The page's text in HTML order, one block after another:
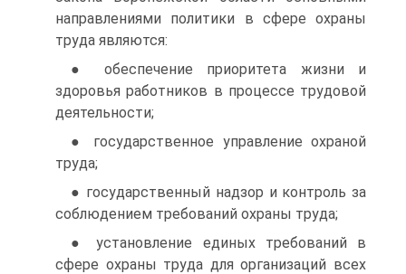
направлениями политики в сфере охраны
труда являются:
● обеспечение приоритета жизни и
здоровья работников в процессе трудовой
деятельности;
● государственное управление охраной
труда;
● государственный надзор и контроль за
соблюдением требований охраны труда;
● установление единых требований в
сфере охраны труда для организаций всех